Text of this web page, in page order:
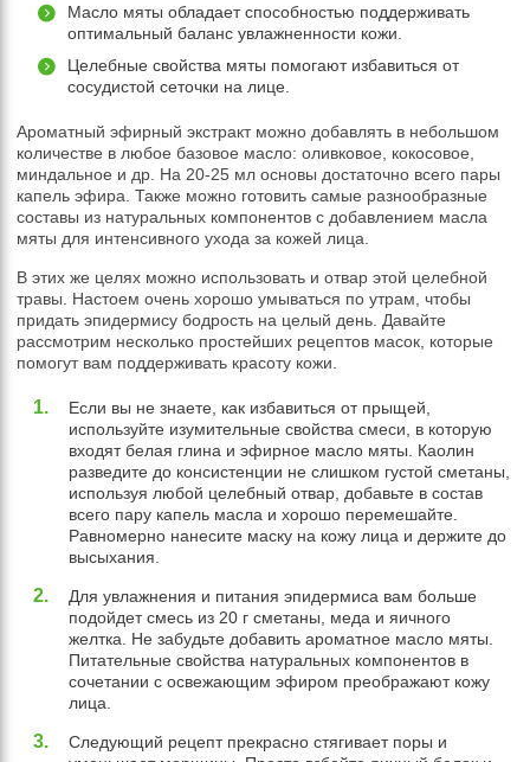
Масло мяты обладает способностью поддерживать
оптимальный баланс увлажненности кожи.
Целебные свойства мяты помогают избавиться от
сосудистой сеточки на лице.
Ароматный эфирный экстракт можно добавлять в небольшом
количестве в любое базовое масло: оливковое, кокосовое,
миндальное и др. На 20-25 мл основы достаточно всего пары
капель эфира. Также можно готовить самые разнообразные
составы из натуральных компонентов с добавлением масла
мяты для интенсивного ухода за кожей лица.
В этих же целях можно использовать и отвар этой целебной
травы. Настоем очень хорошо умываться по утрам, чтобы
придать эпидермису бодрость на целый день. Давайте
рассмотрим несколько простейших рецептов масок, которые
помогут вам поддерживать красоту кожи.
Если вы не знаете, как избавиться от прыщей,
используйте изумительные свойства смеси, в которую
входят белая глина и эфирное масло мяты. Каолин
разведите до консистенции не слишком густой сметаны,
используя любой целебный отвар, добавьте в состав
всего пару капель масла и хорошо перемешайте.
Равномерно нанесите маску на кожу лица и держите до
высыхания.
Для увлажнения и питания эпидермиса вам больше
подойдет смесь из 20 г сметаны, меда и яичного
желтка. Не забудьте добавить ароматное масло мяты.
Питательные свойства натуральных компонентов в
сочетании с освежающим эфиром преображают кожу
лица.
Следующий рецепт прекрасно стягивает поры и